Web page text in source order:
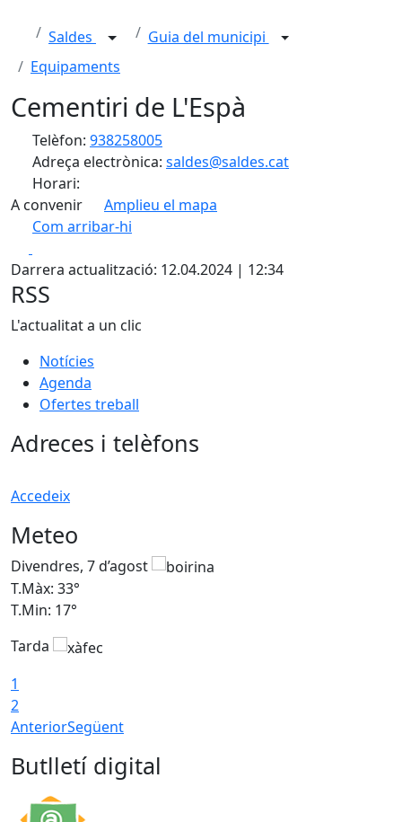
Saldes
Guia del municipi
Equipaments
Cementiri de L'Espà
Telèfon: 938258005
Adreça electrònica: saldes@saldes.cat
Horari:
A convenir
Amplieu el mapa
Com arribar-hi
+
−
Darrera actualització: 12.04.2024 | 12:34
RSS
L'actualitat a un clic
Notícies
Agenda
Ofertes treball
Adreces i telèfons
Accedeix
Meteo
Divendres, 7 d’agost
T.Màx: 33°
T.Min: 17°
Tarda
1
2
AnteriorSegüent
Butlletí digital